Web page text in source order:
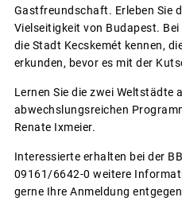
Gastfreundschaft. Erleben Sie
Vielseitigkeit von Budapest.
die Stadt Kecskemét kennen,
erkunden, bevor es mit der
Lernen Sie die zwei Weltstädte
abwechslungsreichen
Renate Ixmeier.
Interessierte erhalten bei der
09161/6642-0 weitere
gerne Ihre Anmeldung